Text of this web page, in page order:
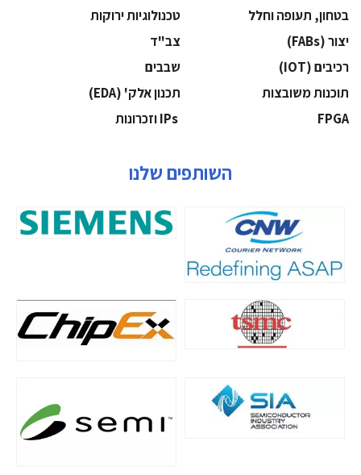
בטחון, תעופה וחלל
‫טכנולוגיות ירוקות‬
‫יצור (‪(FABs‬‬
‫צב"ד‬
‫רכיבים‬ (IOT)
‫שבבים‬
‫תוכנות משובצות‬
‫תכנון אלק' (‪(EDA‬‬
‫‪FPGA‬‬
השותפים שלנו